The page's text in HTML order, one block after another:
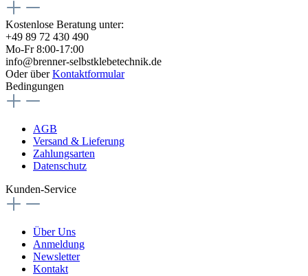
Kostenlose Beratung unter:
+49 89 72 430 490
Mo-Fr 8:00-17:00
info@brenner-selbstklebetechnik.de
Oder überKontaktformular
Bedingungen
AGB
Versand & Lieferung
Zahlungsarten
Datenschutz
Kunden-Service
Über Uns
Anmeldung
Newsletter
Kontakt